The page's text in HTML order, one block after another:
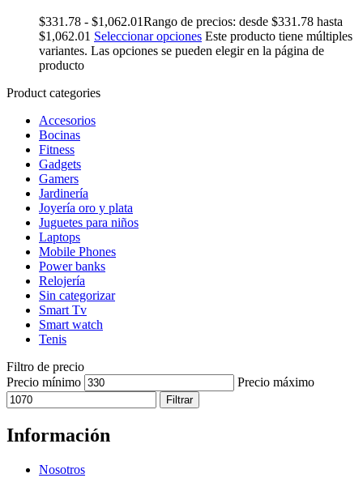
$331.78 - $1,062.01Rango de precios: desde $331.78 hasta
$1,062.01 Seleccionar opciones Este producto tiene múltiples
variantes. Las opciones se pueden elegir en la página de
producto
Product categories
Accesorios
Bocinas
Fitness
Gadgets
Gamers
Jardinería
Joyería oro y plata
Juguetes para niños
Laptops
Mobile Phones
Power banks
Relojería
Sin categorizar
Smart Tv
Smart watch
Tenis
Filtro de precio
Precio mínimo
Precio máximo
Filtrar
Información
Nosotros